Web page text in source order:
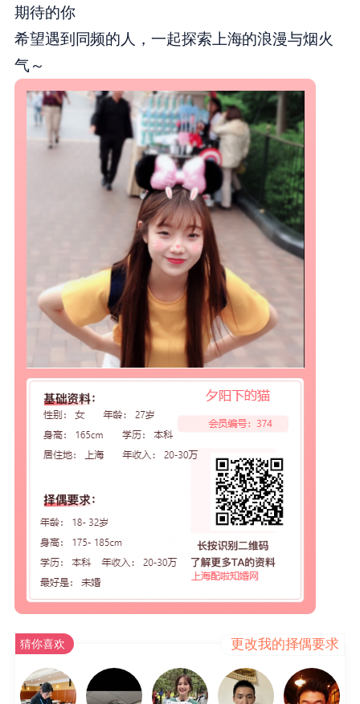
期待的你
希望遇到同频的人，一起探索上海的浪漫与烟火
气～
猜你喜欢 更改我的择偶要求